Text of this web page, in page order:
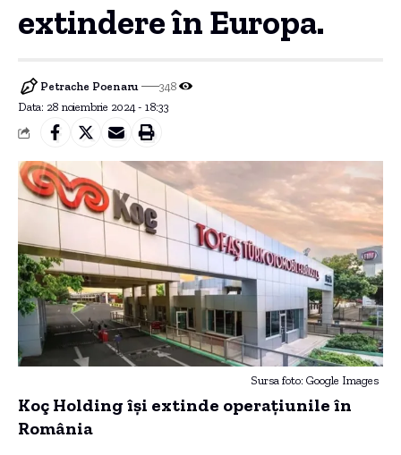
extindere în Europa.
Data: 28 noiembrie 2024 - 18:33
Petrache Poenaru 348
Sursa foto: Google Images
Koç Holding își extinde operațiunile în
România